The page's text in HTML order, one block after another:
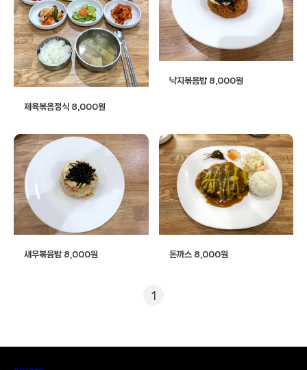
제육볶음정식 8,000원
낙지볶음밥 8,000원
새우볶음밥 8,000원 돈까스 8,000원
1